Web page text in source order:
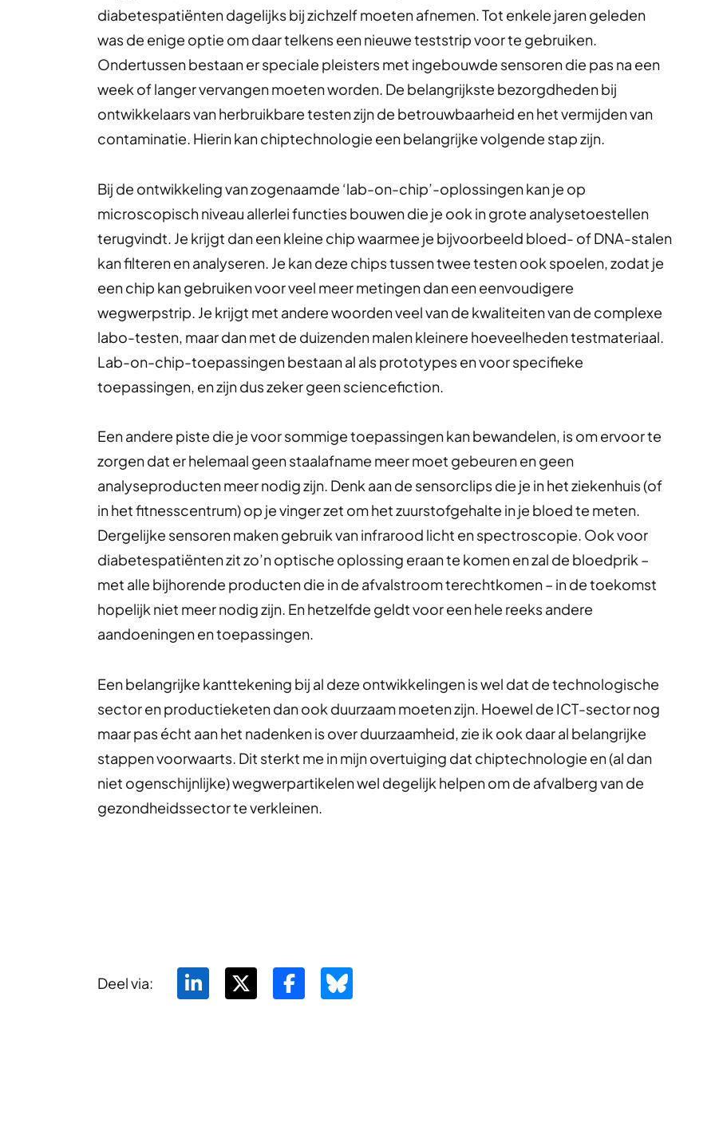
diabetespatiënten dagelijks bij zichzelf moeten afnemen. Tot enkele jaren geleden
was de enige optie om daar telkens een nieuwe teststrip voor te gebruiken.
Ondertussen bestaan er speciale pleisters met ingebouwde sensoren die pas na een
week of langer vervangen moeten worden. De belangrijkste bezorgdheden bij
ontwikkelaars van herbruikbare testen zijn de betrouwbaarheid en het vermijden van
contaminatie. Hierin kan chiptechnologie een belangrijke volgende stap zijn.
Bij de ontwikkeling van zogenaamde ‘lab-on-chip’-oplossingen kan je op
microscopisch niveau allerlei functies bouwen die je ook in grote analysetoestellen
terugvindt. Je krijgt dan een kleine chip waarmee je bijvoorbeeld bloed- of DNA-stalen
kan filteren en analyseren. Je kan deze chips tussen twee testen ook spoelen, zodat je
een chip kan gebruiken voor veel meer metingen dan een eenvoudigere
wegwerpstrip. Je krijgt met andere woorden veel van de kwaliteiten van de complexe
labo-testen, maar dan met de duizenden malen kleinere hoeveelheden testmateriaal.
Lab-on-chip-toepassingen bestaan al als prototypes en voor specifieke
toepassingen, en zijn dus zeker geen sciencefiction.
Een andere piste die je voor sommige toepassingen kan bewandelen, is om ervoor te
zorgen dat er helemaal geen staalafname meer moet gebeuren en geen
analyseproducten meer nodig zijn. Denk aan de sensorclips die je in het ziekenhuis (of
in het fitnesscentrum) op je vinger zet om het zuurstofgehalte in je bloed te meten.
Dergelijke sensoren maken gebruik van infrarood licht en spectroscopie. Ook voor
diabetespatiënten zit zo’n optische oplossing eraan te komen en zal de bloedprik –
met alle bijhorende producten die in de afvalstroom terechtkomen – in de toekomst
hopelijk niet meer nodig zijn. En hetzelfde geldt voor een hele reeks andere
aandoeningen en toepassingen.
Een belangrijke kanttekening bij al deze ontwikkelingen is wel dat de technologische
sector en productieketen dan ook duurzaam moeten zijn. Hoewel de ICT-sector nog
maar pas écht aan het nadenken is over duurzaamheid, zie ik ook daar al belangrijke
stappen voorwaarts. Dit sterkt me in mijn overtuiging dat chiptechnologie en (al dan
niet ogenschijnlijke) wegwerpartikelen wel degelijk helpen om de afvalberg van de
gezondheidssector te verkleinen.
Deel via: